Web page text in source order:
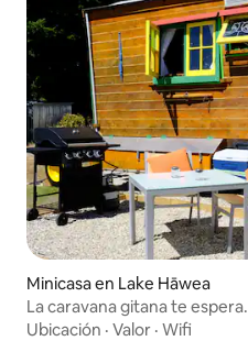
Minicasa en Lake Hāwea
La caravana gitana te espera.
Ubicación · Valor · Wifi